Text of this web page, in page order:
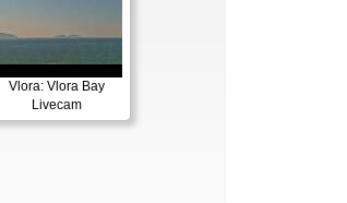
Vlora: Vlora Bay
Livecam